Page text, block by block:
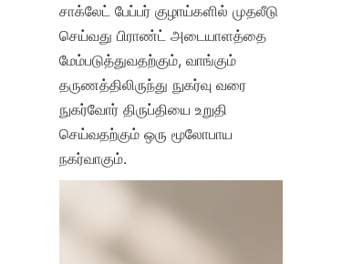
சாக்லேட் பேப்பர் குழாய்களில் முதலீடு
செய்வது பிராண்ட் அடையாளத்தை
மேம்படுத்துவதற்கும், வாங்கும்
தருணத்திலிருந்து நுகர்வு வரை
நுகர்வோர் திருப்தியை உறுதி
செய்வதற்கும் ஒரு மூலோபாய
நகர்வாகும்.